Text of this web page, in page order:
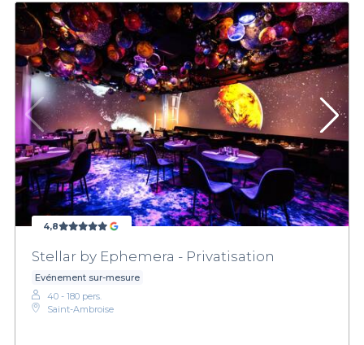
4,8
Stellar by Ephemera - Privatisation
Evénement sur-mesure
40 - 180 pers.
Saint-Ambroise